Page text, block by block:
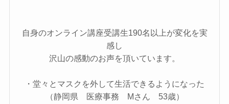
自身のオンライン講座受講生190名以上が変化を実
感し
沢山の感動のお声を頂いています。
・堂々とマスクを外して生活できるようになった
（静岡県 医療事務 Mさん 53歳）